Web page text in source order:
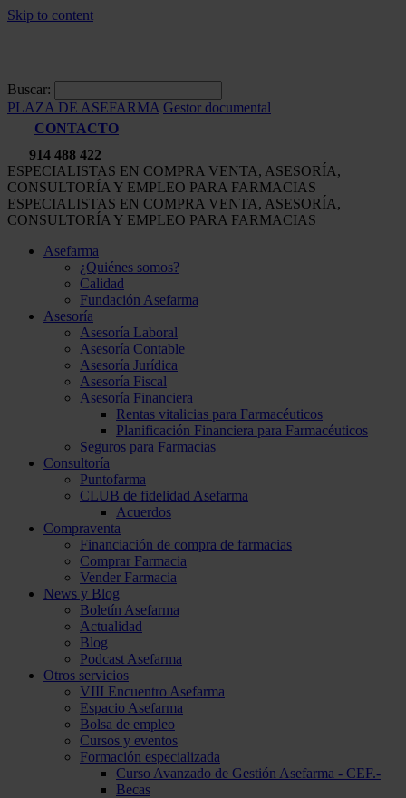
Skip to content
Buscar:
PLAZA DE ASEFARMA Gestor documental
CONTACTO
914 488 422
ESPECIALISTAS EN COMPRA VENTA, ASESORÍA,
CONSULTORÍA Y EMPLEO PARA FARMACIAS
ESPECIALISTAS EN COMPRA VENTA, ASESORÍA,
CONSULTORÍA Y EMPLEO PARA FARMACIAS
Asefarma
¿Quiénes somos?
Calidad
Fundación Asefarma
Asesoría
Asesoría Laboral
Asesoría Contable
Asesoría Jurídica
Asesoría Fiscal
Asesoría Financiera
Rentas vitalicias para Farmacéuticos
Planificación Financiera para Farmacéuticos
Seguros para Farmacias
Consultoría
Puntofarma
CLUB de fidelidad Asefarma
Acuerdos
Compraventa
Financiación de compra de farmacias
Comprar Farmacia
Vender Farmacia
News y Blog
Boletín Asefarma
Actualidad
Blog
Podcast Asefarma
Otros servicios
VIII Encuentro Asefarma
Espacio Asefarma
Bolsa de empleo
Cursos y eventos
Formación especializada
Curso Avanzado de Gestión Asefarma - CEF.-
Becas